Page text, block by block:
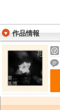
作品情報